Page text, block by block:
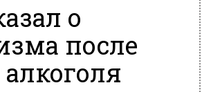
о
после
алкоголя